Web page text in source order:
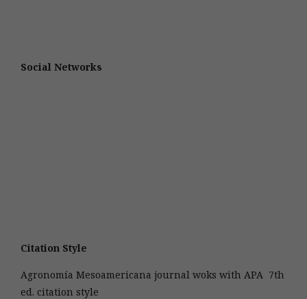
Social Networks
Citation Style
Agronomía Mesoamericana journal woks with APA 7th
ed. citation style